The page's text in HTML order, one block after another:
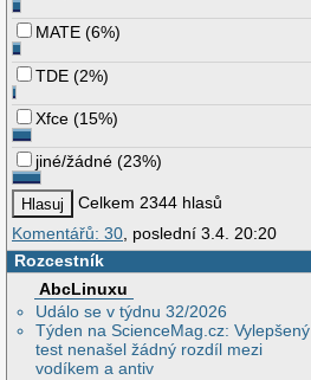
MATE (6%)
TDE (2%)
Xfce (15%)
jiné/žádné (23%)
Celkem 2344 hlasů
Komentářů: 30 , poslední 3.4. 20:20
Rozcestník
AbcLinuxu
Událo se v týdnu 32/2026
Týden na ScienceMag.cz: Vylepšený
test nenašel žádný rozdíl mezi
vodíkem a antiv